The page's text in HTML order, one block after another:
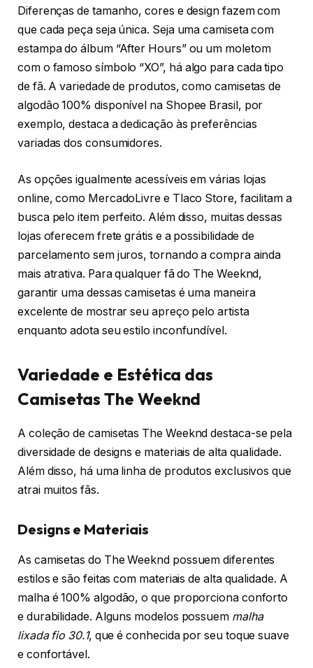
Diferenças de tamanho, cores e design fazem com
que cada peça seja única. Seja uma camiseta com
estampa do álbum “After Hours” ou um moletom
com o famoso símbolo “XO”, há algo para cada tipo
de fã. A variedade de produtos, como camisetas de
algodão 100% disponível na Shopee Brasil, por
exemplo, destaca a dedicação às preferências
variadas dos consumidores.
As opções igualmente acessíveis em várias lojas
online, como MercadoLivre e Tlaco Store, facilitam a
busca pelo item perfeito. Além disso, muitas dessas
lojas oferecem frete grátis e a possibilidade de
parcelamento sem juros, tornando a compra ainda
mais atrativa. Para qualquer fã do The Weeknd,
garantir uma dessas camisetas é uma maneira
excelente de mostrar seu apreço pelo artista
enquanto adota seu estilo inconfundível.
Variedade e Estética das
Camisetas The Weeknd
A coleção de camisetas The Weeknd destaca-se pela
diversidade de designs e materiais de alta qualidade.
Além disso, há uma linha de produtos exclusivos que
atrai muitos fãs.
Designs e Materiais
As camisetas do The Weeknd possuem diferentes
estilos e são feitas com materiais de alta qualidade. A
malha é 100% algodão, o que proporciona conforto
e durabilidade. Alguns modelos possuem malha
lixada fio 30.1, que é conhecida por seu toque suave
e confortável.